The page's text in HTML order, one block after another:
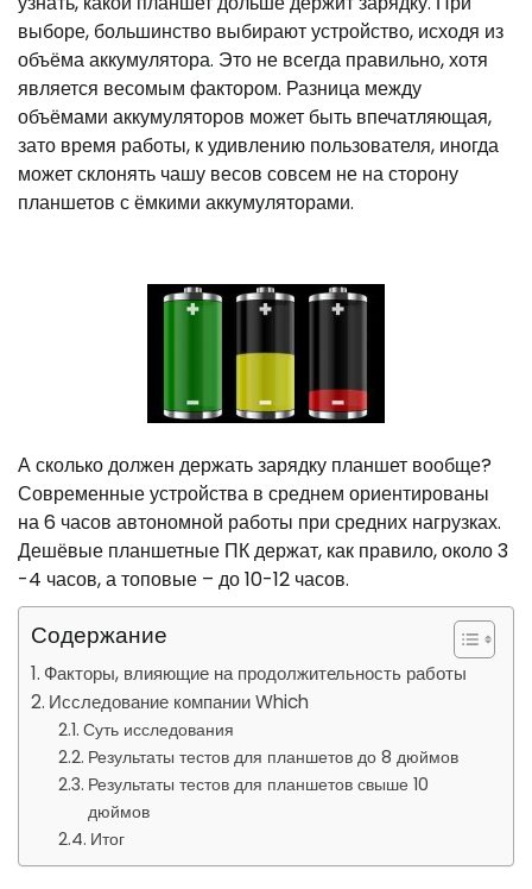
выборе, большинство выбирают устройство, исходя из
объёма аккумулятора. Это не всегда правильно, хотя
является весомым фактором. Разница между
объёмами аккумуляторов может быть впечатляющая,
зато время работы, к удивлению пользователя, иногда
может склонять чашу весов совсем не на сторону
планшетов с ёмкими аккумуляторами.
А сколько должен держать зарядку планшет вообще?
Современные устройства в среднем ориентированы
на 6 часов автономной работы при средних нагрузках.
Дешёвые планшетные ПК держат, как правило, около 3
-4 часов, а топовые – до 10-12 часов.
Содержание
Факторы, влияющие на продолжительность работы
Исследование компании Which
Суть исследования
Результаты тестов для планшетов до 8 дюймов
Результаты тестов для планшетов свыше 10
дюймов
Итог